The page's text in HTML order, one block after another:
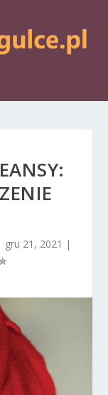
gru 21, 2021 |